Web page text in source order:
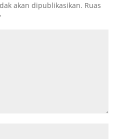
akan dipublikasikan. Ruas